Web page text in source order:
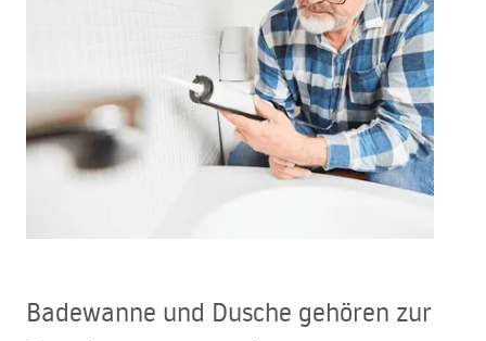
Badewanne und Dusche gehören zur